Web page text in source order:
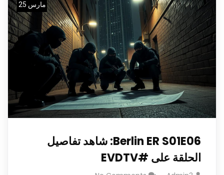
مارس 25
Berlin ER S01E06: شاهد تفاصيل
الحلقة على #EVDTV